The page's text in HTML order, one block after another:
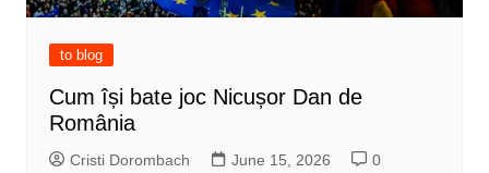
to blog
Cum își bate joc Nicușor Dan de
România
Cristi Dorombach June 15, 2026 0